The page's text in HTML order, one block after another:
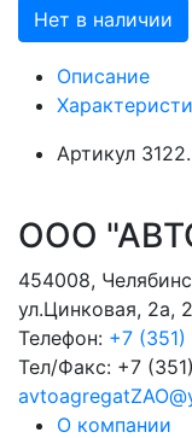
Нет в наличии
Описание
Артикул
ООО
454008,
ул.Цинковая, 2а,
Телефон: +7
Тел/Факс: +7
О компании